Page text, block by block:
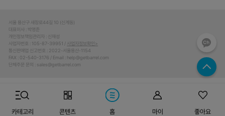
카테고리 콘텐츠 홈 마이 좋아요
서울 용산구 새창로44길 10 (신계동)
대표이사
박영준
개인정보책임관리자
신재성
사업자번호
105-87-39951 / 사업자정보확인
통신판매업 신고번호
2022-서울용산-1154
FAX
02-540-3176 Email
help@getbarrel.com
단체주문 문의
sales@getbarrel.com
© BARREL ALL RIGHTS RESERVED.